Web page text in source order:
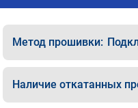
Метод прошивки:
Наличие откатанных